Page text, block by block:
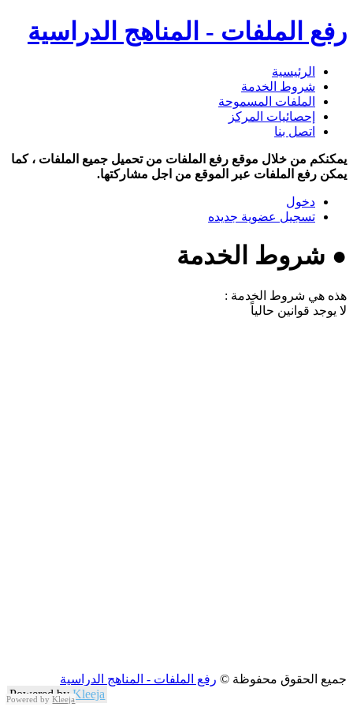
Powered byKleeja
رفع الملفات - المناهج الدراسية
الرئيسية
شروط الخدمة
الملفات المسموحة
إحصائيات المركز
اتصل بنا
يمكنكم من خلال موقع رفع الملفات من تحميل جميع الملفات ، كما
يمكن رفع الملفات عبر الموقع من اجل مشاركتها.
دخول
تسجيل عضوية جديده
● شروط الخدمة
هذه هي شروط الخدمة :
لا يوجد قوانين حالياً
جميع الحقوق محفوظة © رفع الملفات - المناهج الدراسية
Powered byKleeja